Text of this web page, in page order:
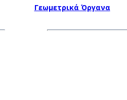
Γεωμετρικά Όργανα